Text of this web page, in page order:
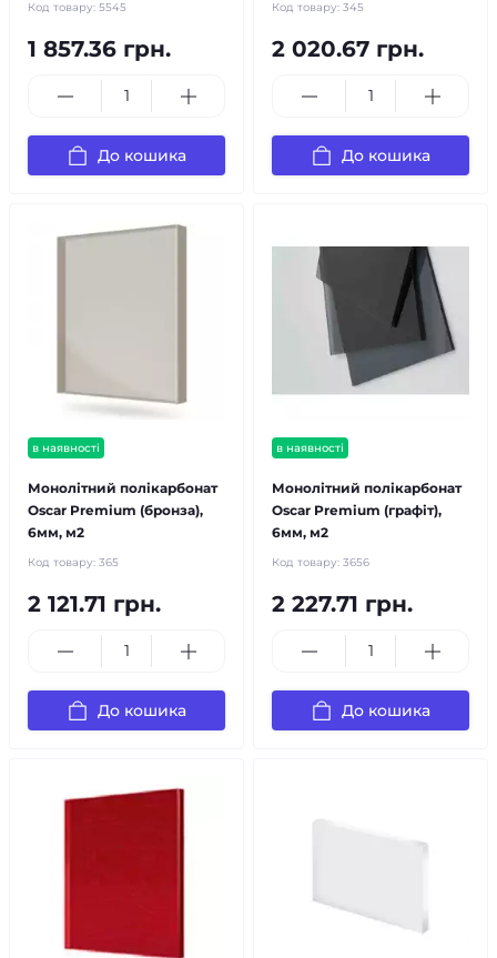
Код товару: 5545
1 857.36 грн.
До кошика
Код товару: 345
2 020.67 грн.
До кошика
в наявності
Монолітний полікарбонат
Oscar Premium (бронза),
6мм, м2
Код товару: 365
2 121.71 грн.
До кошика
в наявності
Монолітний полікарбонат
Oscar Premium (графіт),
6мм, м2
Код товару: 3656
2 227.71 грн.
До кошика